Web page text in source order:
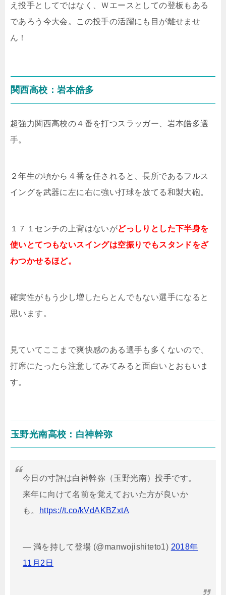
え投手としてではなく、Ｗエースとしての登板もある
であろう今大会。この投手の活躍にも目が離せませ
ん！
関西高校：岩本皓多
超強力関西高校の４番を打つスラッガー、岩本皓多選
手。
２年生の頃から４番を任されると、長所であるフルス
イングを武器に左に右に強い打球を放てる和製大砲。
１７１センチの上背はないがどっしりとした下半身を
使いとてつもないスイングは空振りでもスタンドをざ
わつかせるほど。
確実性がもう少し増したらとんでもない選手になると
思います。
見ていてここまで爽快感のある選手も多くないので、
打席にたったら注意してみてみると面白いとおもいま
す。
玉野光南高校：白神幹弥
今日の寸評は白神幹弥（玉野光南）投手です。
来年に向けて名前を覚えておいた方が良いか
も。
https://t.co/kVdAKBZxtA
— 満を持して登場 (@manwojishiteto1) 2018年
11月2日